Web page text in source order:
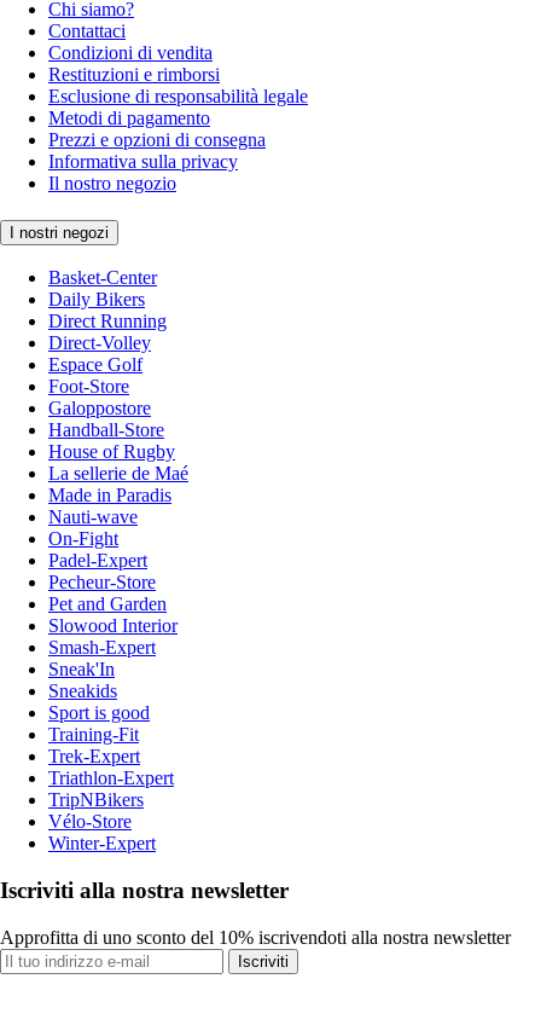
Chi siamo?
Contattaci
Condizioni di vendita
Restituzioni e rimborsi
Esclusione di responsabilità legale
Metodi di pagamento
Prezzi e opzioni di consegna
Informativa sulla privacy
Il nostro negozio
I nostri negozi
Basket-Center
Daily Bikers
Direct Running
Direct-Volley
Espace Golf
Foot-Store
Galoppostore
Handball-Store
House of Rugby
La sellerie de Maé
Made in Paradis
Nauti-wave
On-Fight
Padel-Expert
Pecheur-Store
Pet and Garden
Slowood Interior
Smash-Expert
Sneak'In
Sneakids
Sport is good
Training-Fit
Trek-Expert
Triathlon-Expert
TripNBikers
Vélo-Store
Winter-Expert
Iscriviti alla nostra newsletter
Approfitta di uno sconto del 10% iscrivendoti alla nostra newsletter
Iscriviti